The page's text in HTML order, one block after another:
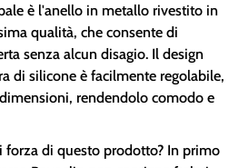
è l'anello in metallo rivestito in
qualità, che consente di
senza alcun disagio. Il design
di silicone è facilmente regolabile,
rendendolo comodo e
di questo prodotto? In primo